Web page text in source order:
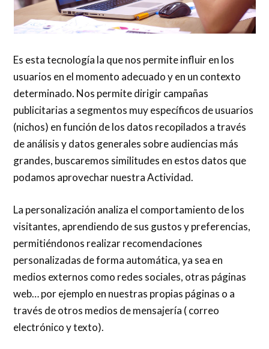
Es esta tecnología la que nos permite influir en los
usuarios en el momento adecuado y en un contexto
determinado. Nos permite dirigir campañas
publicitarias a segmentos muy específicos de usuarios
(nichos) en función de los datos recopilados a través
de análisis y datos generales sobre audiencias más
grandes, buscaremos similitudes en estos datos que
podamos aprovechar nuestra Actividad.
La personalización analiza el comportamiento de los
visitantes, aprendiendo de sus gustos y preferencias,
permitiéndonos realizar recomendaciones
personalizadas de forma automática, ya sea en
medios externos como redes sociales, otras páginas
web… por ejemplo en nuestras propias páginas o a
través de otros medios de mensajería ( correo
electrónico y texto).